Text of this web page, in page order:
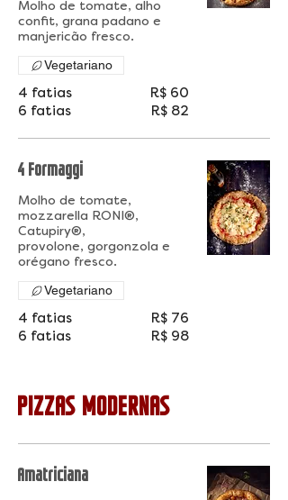
Molho de tomate, alho
confit, grana padano e
4 fatias
R$ 60
6 fatias
R$ 82
Vegetariano
4 Formaggi
Molho de tomate,
mozzarella RONI®,
Catupiry®,
provolone, gorgonzola e
orégano fresco.
4 fatias
R$ 76
6 fatias
R$ 98
Vegetariano
PIZZAS MODERNAS
Amatriciana